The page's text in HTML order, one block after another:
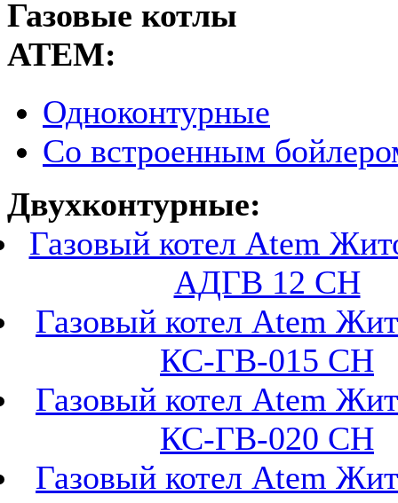
Газовые котлы
АТЕМ:
Одноконтурные
Со встроенным
Двухконтурные:
Газовый котел Atem
АДГВ 12 СН
Газовый котел Atem
КС-ГВ-015 СН
Газовый котел Atem
КС-ГВ-020 СН
Газовый котел Atem